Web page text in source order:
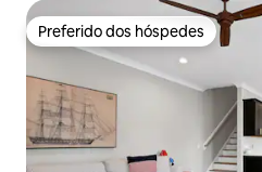
Preferido dos hóspedes
Preferido dos hóspedes